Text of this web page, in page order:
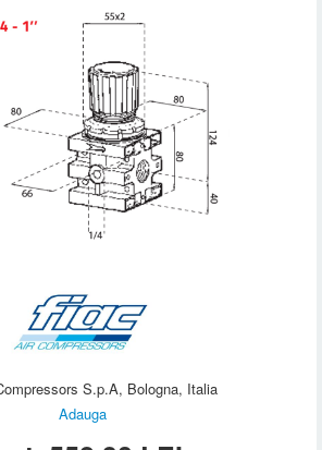
S.p.A, Bologna, Italia
Adauga